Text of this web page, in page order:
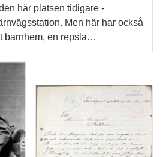
här platsen tidigare -
Men här har också
barnhem, en repsla…